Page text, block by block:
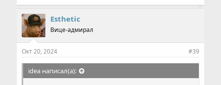
Esthetic
Вице-адмирал
Окт 20, 2024 #39
idea написал(а):